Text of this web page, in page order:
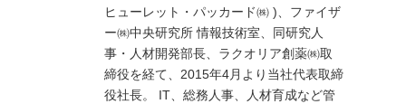
ヒューレット・パッカード㈱ )、ファイザ
ー㈱中央研究所 情報技術室、同研究人
事・人材開発部長、ラクオリア創薬㈱取
締役を経て、2015年4月より当社代表取締
役社長。 IT、総務人事、人材育成など管